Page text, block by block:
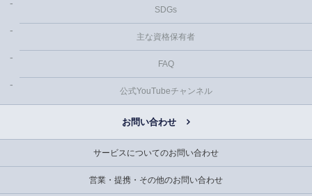
SDGs
主な資格保有者
FAQ
公式YouTubeチャンネル
お問い合わせ
サービスについてのお問い合わせ
営業・提携・その他のお問い合わせ